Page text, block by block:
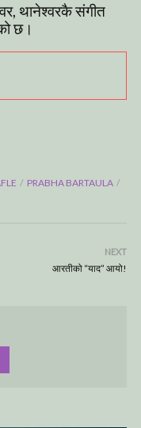
थानेश्वरकै संगीत
छ।
PRABHA BARTAULA
NEXT
आरतीको “याद” आयो!